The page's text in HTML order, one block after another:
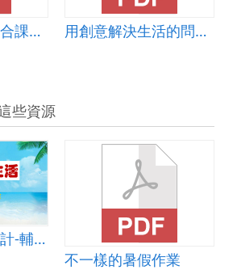
雙園國中科技融合課程教案－我是主播 用創意解決生活的問題-聖誕熊
些資源
前瞻計畫教案設計-輔助教學-約定減塑生活
不一樣的暑假作業